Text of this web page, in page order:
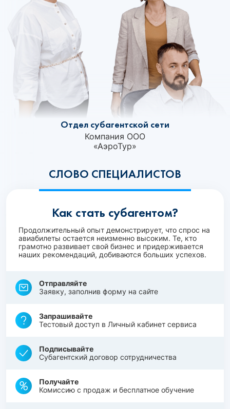
СЛОВО СПЕЦИАЛИСТОВ
Отдел субагентской сети
Компания ООО
«АэроТур»‎
Как стать субагентом?
Продолжительный опыт демонстрирует, что спрос на
авиабилеты остается неизменно высоким. Те, кто
грамотно развивает свой бизнес и придерживается
наших рекомендаций, добиваются больших успехов.
Отправляйте
Заявку, заполнив форму на сайте
Запрашивайте
Тестовый доступ в Личный кабинет сервиса
Подписывайте
Субагентский договор сотрудничества
Получайте
Комиссию с продаж и бесплатное обучение